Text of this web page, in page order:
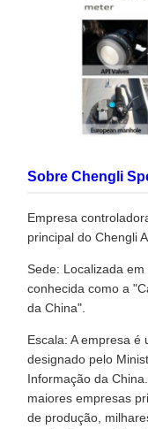
Sobre Chengli
Empresa
principal do Chengli
Sede: Localizada
conhecida como a
da China".
Escala: A empresa
designado pelo
Informação da
maiores empresas
de produção,